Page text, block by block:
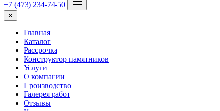
+7 (473) 234-74-50
✕
Главная
Каталог
Рассрочка
Конструктор памятников
Услуги
О компании
Производство
Галерея работ
Отзывы